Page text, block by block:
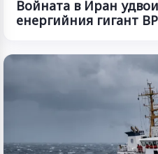
Войната в Иран
енергийния гигант BP